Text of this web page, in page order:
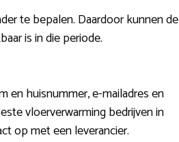
te bepalen. Daardoor kunnen de
is in die periode.
en huisnummer, e-mailadres en
vloerverwarming bedrijven in
op met een leverancier.